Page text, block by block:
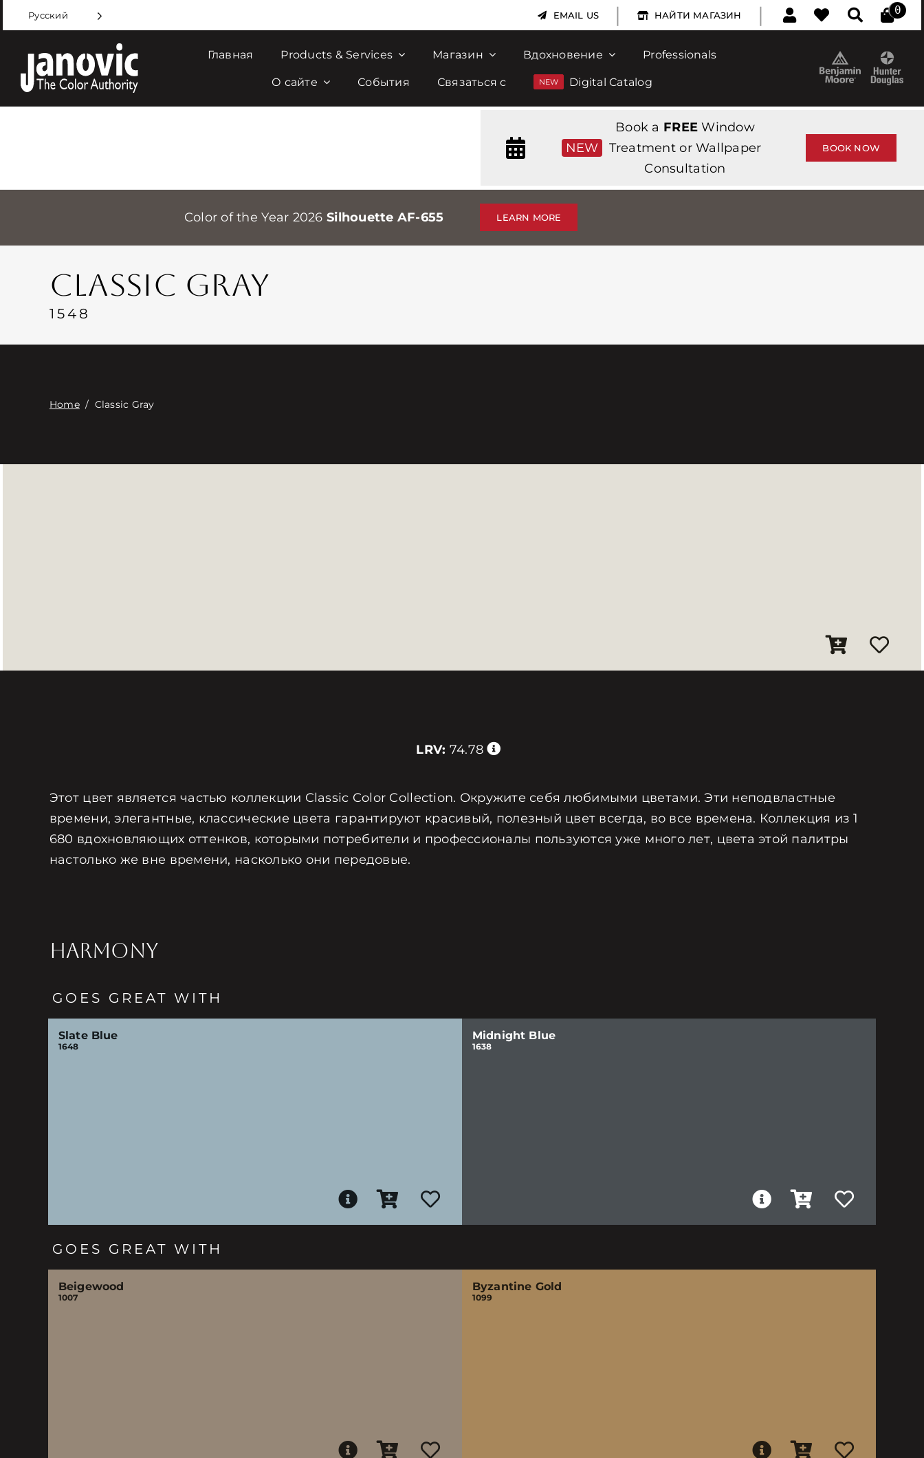
to
content
Русский EMAIL US | НАЙТИ МАГАЗИН | 0
Главная Products & Services Магазин Вдохновение Professionals
О сайте События Связаться с Digital Catalog
NEW
Book a FREE Window
Treatment or Wallpaper
Consultation
BOOK NOW
Color of the Year 2026 Silhouette AF-655 LEARN MORE
CLASSIC GRAY
1548
Home/ Classic Gray
LRV: 74.78
Этот цвет является частью коллекции Classic Color Collection. Окружите себя любимыми цветами. Эти неподвластные
времени, элегантные, классические цвета гарантируют красивый, полезный цвет всегда, во все времена. Коллекция из 1
680 вдохновляющих оттенков, которыми потребители и профессионалы пользуются уже много лет, цвета этой палитры
настолько же вне времени, насколько они передовые.
HARMONY
GOES GREAT WITH
Slate Blue
1648
Midnight Blue
1638
GOES GREAT WITH
Beigewood
1007
Byzantine Gold
1099